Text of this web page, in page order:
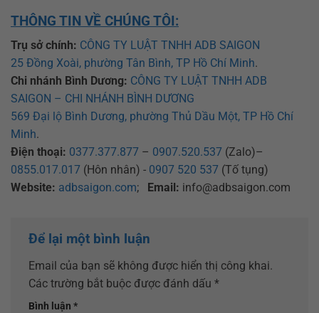
THÔNG TIN VỀ CHÚNG TÔI:
Trụ sở chính: CÔNG TY LUẬT TNHH ADB SAIGON
25 Đồng Xoài, phường Tân Bình, TP Hồ Chí Minh.
Chi nhánh Bình Dương: CÔNG TY LUẬT TNHH ADB
SAIGON – CHI NHÁNH BÌNH DƯƠNG
569 Đại lộ Bình Dương, phường Thủ Dầu Một, TP Hồ Chí
Minh.
Điện thoại: 0377.377.877 – 0907.520.537 (Zalo)–
0855.017.017 (Hôn nhân) - 0907 520 537 (Tố tụng)
Website: adbsaigon.com; Email: info@adbsaigon.com
Để lại một bình luận
Email của bạn sẽ không được hiển thị công khai.
Các trường bắt buộc được đánh dấu *
Bình luận *